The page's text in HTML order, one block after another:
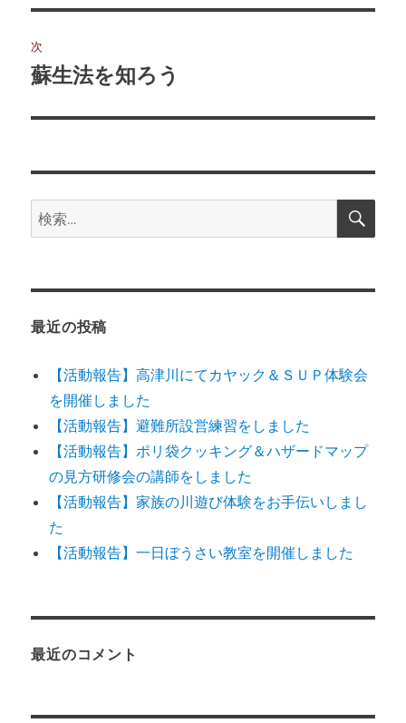
ビ
ゲ
ー
ン
投
稿:
次
次
投
蘇生法を知ろう
検
索:
検
最近の投稿
【活動報告】高津川にてカヤック＆ＳＵＰ体験会
を開催しました
【活動報告】避難所設営練習をしました
【活動報告】ポリ袋クッキング＆ハザードマップ
の見方研修会の講師をしました
【活動報告】家族の川遊び体験をお手伝いしまし
た
【活動報告】一日ぼうさい教室を開催しました
最近のコメント